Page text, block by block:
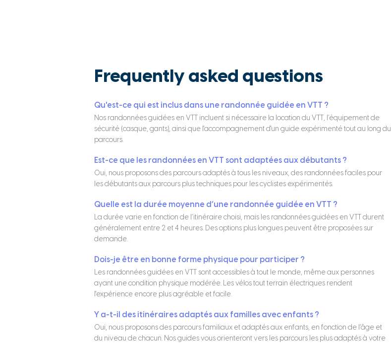
Frequently asked questions
Qu'est-ce qui est inclus dans une randonnée guidée en VTT ?
Nos randonnées guidées en VTT incluent si nécessaire la location du VTT, l’équipement de
sécurité (casque, gants), ainsi que l'accompagnement d'un guide expérimenté tout au long du
parcours.
Est-ce que les randonnées en VTT sont adaptées aux débutants ?
Oui, nous proposons des parcours adaptés à tous les niveaux, des randonnées faciles pour
les débutants aux parcours plus techniques pour les cyclistes expérimentés.
Quelle est la durée moyenne d’une randonnée guidée en VTT ?
La durée varie en fonction de l’itinéraire choisi, mais les randonnées guidées en VTT durent
généralement entre 2 et 4 heures. Des options plus longues peuvent être proposées sur
demande.
Dois-je être en bonne forme physique pour participer ?
Les randonnées guidées en VTT sont accessibles à tout le monde, même aux personnes
ayant une condition physique modérée. Les vélos tout terrain électriques rendent
l'expérience encore plus agréable et facile.
Y a-t-il des itinéraires adaptés aux familles avec enfants ?
Oui, nous proposons des parcours familiaux et adaptés aux enfants, en fonction de l’âge et
du niveau de chacun. Nos guides vous orienteront vers les parcours les plus adaptés à votre